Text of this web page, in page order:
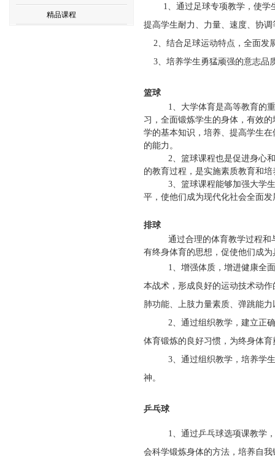
精品课程
1、通过足球专项教学，使学
提高学生耐力、力量、速度、协
2、结合足球运动特点，全面发
3、培养学生勇猛顽强的意志品
篮球
1、 大学体育是高等教育的
习，全面锻炼学生的身体，有效
学的基本知识，培养、提高学生
的能力 。
2、 篮球课程也是促进身心
的教育过程，是实施素质教育和
3、 篮球课程能够加强大学
平，使他们成为现代化社会全面发
排球
通过合理的体育教学过程
有终身体育的思想，促使他们成
1、增强体质，增进健康全
本战术，形成良好的运动技术动
肺功能、上肢力量素质、弹跳能
2、通过组织教学，建立正
体育锻炼的良好习惯，为终身体育
3、通过组织教学，培养学
神。
乒乓球
1、通过乒乓球选项课教学
会科学锻炼身体的方法，培养自我